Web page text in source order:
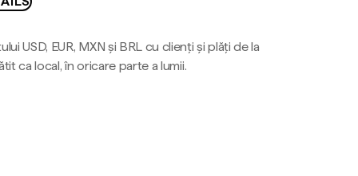
USD, EUR, MXN și BRL cu clienți și plăți de la
ca local, în oricare parte a lumii.